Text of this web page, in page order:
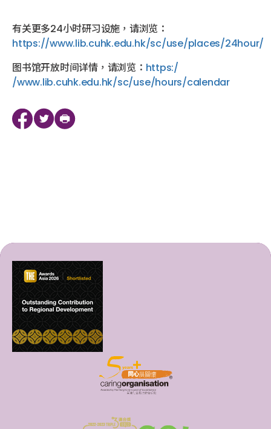
有关更多24小时研习设施，请浏览：
https://www.lib.cuhk.edu.hk/sc/use/places/24hour/
图书馆开放时间详情，请浏览： https:/
/www.lib.cuhk.edu.hk/sc/use/hours/calendar